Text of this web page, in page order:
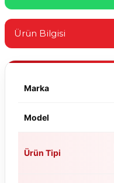
Ürün Bilgisi
Marka
Model
Ürün Tipi